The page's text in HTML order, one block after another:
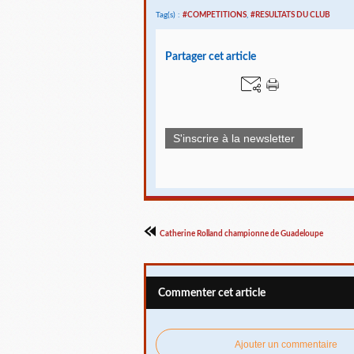
Tag(s) : #COMPETITIONS #RESULTATS DU CLUB
Partager cet article
S'inscrire à la newsletter
Catherine Rolland championne de Guadeloupe
Commenter cet article
Ajouter un commentaire